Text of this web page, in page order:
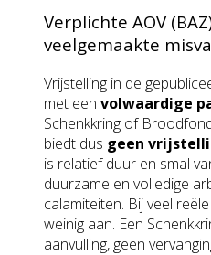
Verplichte AOV
veelgemaakte
Vrijstelling in de
met een volwaardige
Schenkkring of
biedt dus geen
is relatief duur en smal
duurzame en volledige
calamiteiten. Bij veel
weinig aan. Een
aanvulling, geen